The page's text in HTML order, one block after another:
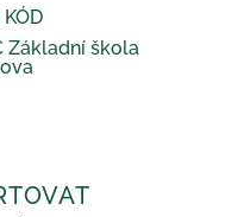
Základní škola